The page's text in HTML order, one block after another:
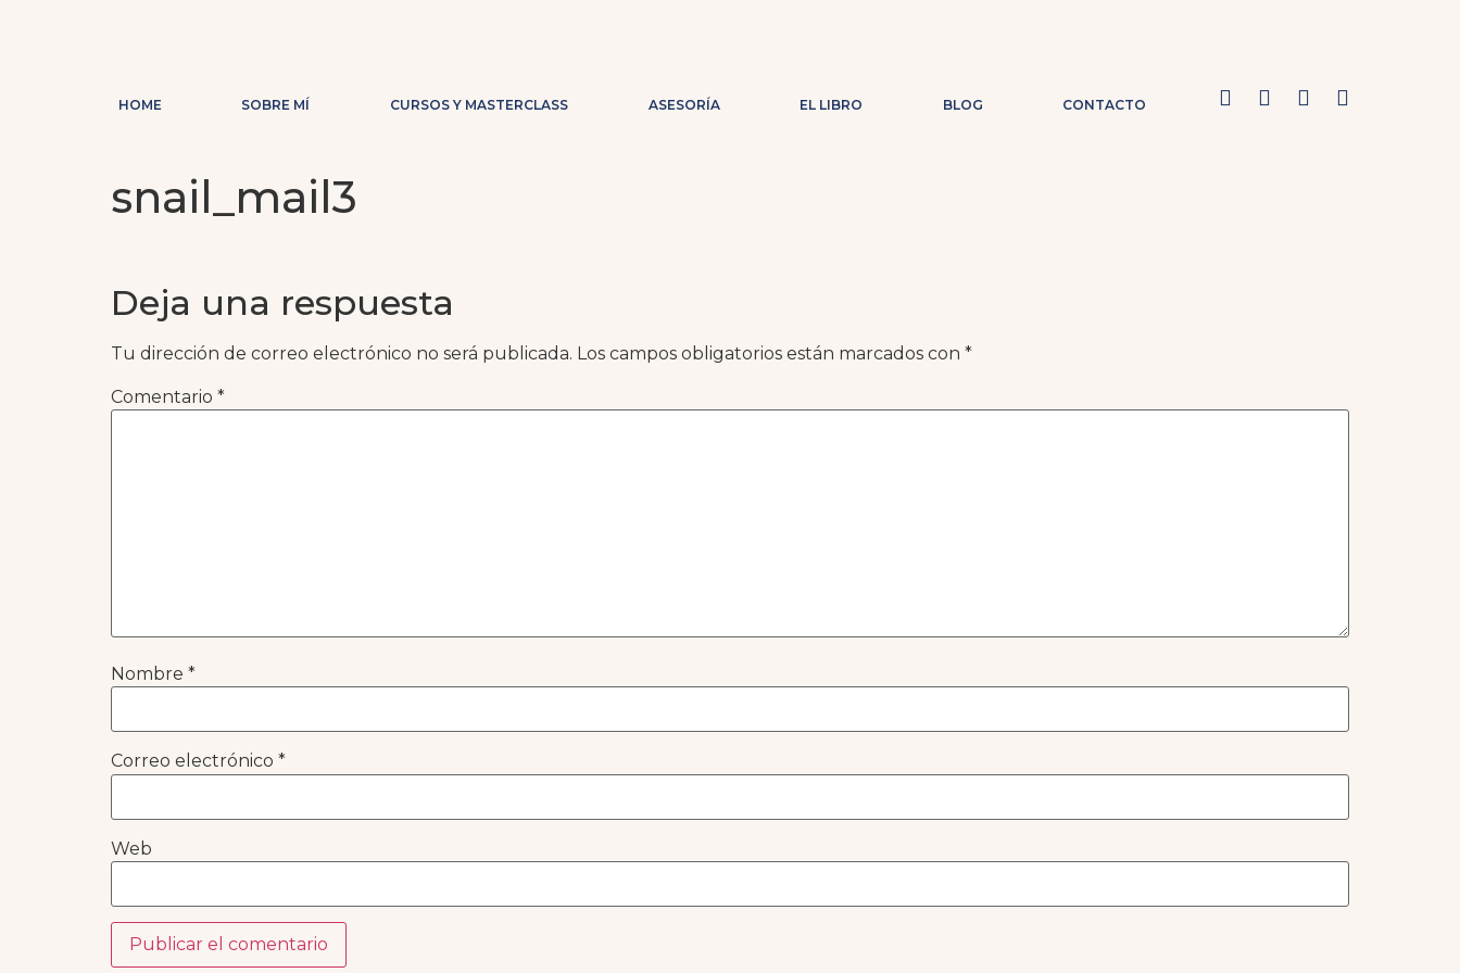
HOME SOBRE MÍ CURSOS Y MASTERCLASS ASESORÍA EL LIBRO BLOG CONTACTO
snail_mail3
Deja una respuesta
Tu dirección de correo electrónico no será publicada. Los campos obligatorios están marcados con *
Comentario *
Nombre *
Correo electrónico *
Web